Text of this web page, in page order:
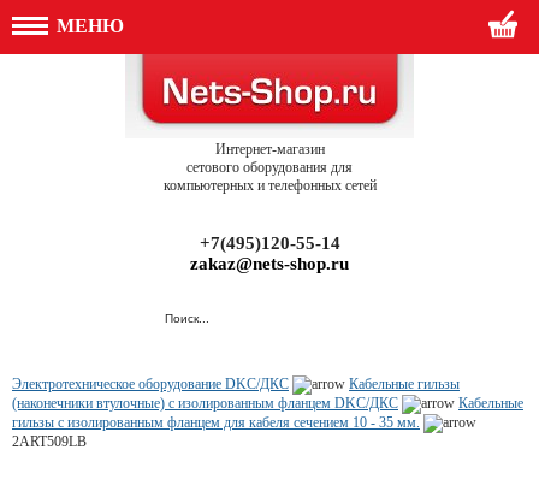
МЕНЮ
Интернет-магазин
сетового оборудования для
компьютерных и телефонных сетей
+7(495)120-55-14
zakaz@nets-shop.ru
Электротехническое оборудование DKC/ДКС
Кабельные гильзы
(наконечники втулочные) с изолированным фланцем DKC/ДКС
Кабельные
гильзы с изолированным фланцем для кабеля сечением 10 - 35 мм.
2ART509LB